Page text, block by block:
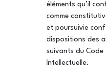
éléments qu’il
comme
et poursuivie
dispositions des
suivants du Code
Intellectuelle.